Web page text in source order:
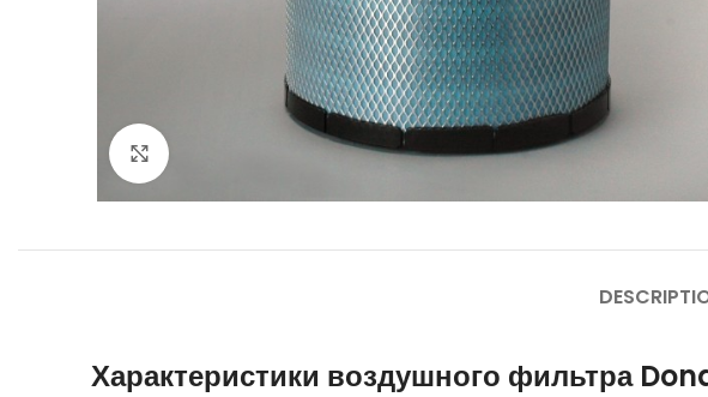
Характеристики воздушного фильтра